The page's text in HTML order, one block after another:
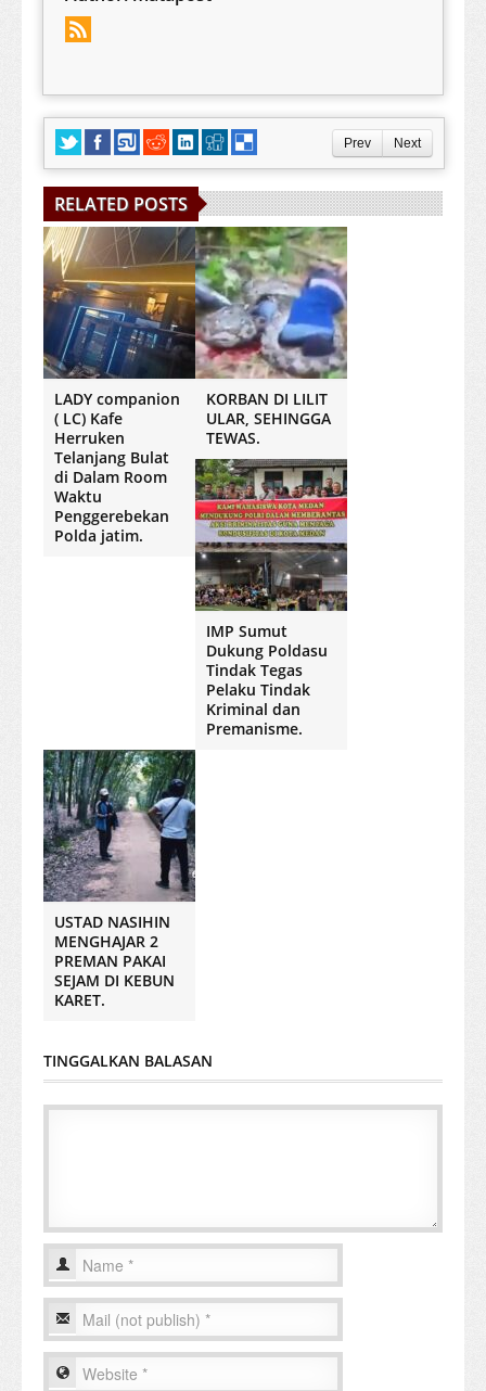
Prev Next
RELATED POSTS
LADY companion
( LC) Kafe
Herruken
Telanjang Bulat
di Dalam Room
Waktu
Penggerebekan
Polda jatim.
KORBAN DI LILIT
ULAR, SEHINGGA
TEWAS.
IMP Sumut
Dukung Poldasu
Tindak Tegas
Pelaku Tindak
Kriminal dan
Premanisme.
USTAD NASIHIN
MENGHAJAR 2
PREMAN PAKAI
SEJAM DI KEBUN
KARET.
TINGGALKAN BALASAN